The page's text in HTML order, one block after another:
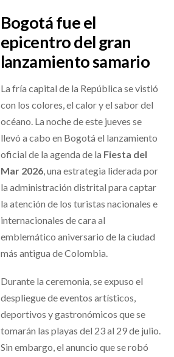
Bogotá fue el
epicentro del gran
lanzamiento samario
La fría capital de la República se vistió
con los colores, el calor y el sabor del
océano. La noche de este jueves se
llevó a cabo en Bogotá el lanzamiento
oficial de la agenda de la Fiesta del
Mar 2026, una estrategia liderada por
la administración distrital para captar
la atención de los turistas nacionales e
internacionales de cara al
emblemático aniversario de la ciudad
más antigua de Colombia.
Durante la ceremonia, se expuso el
despliegue de eventos artísticos,
deportivos y gastronómicos que se
tomarán las playas del 23 al 29 de julio.
Sin embargo, el anuncio que se robó